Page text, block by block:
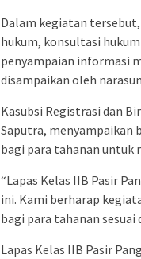
Dalam kegiatan
hukum, konsultasi
penyampaian informasi
disampaikan oleh
Kasubsi Registrasi dan
Saputra, menyampaikan
bagi para tahanan untuk
“Lapas Kelas IIB Pasir
ini. Kami berharap
bagi para tahanan sesuai
Lapas Kelas IIB Pasir